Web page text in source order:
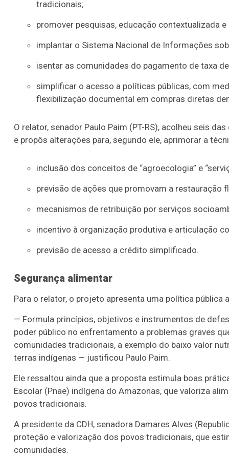
tradicionais;
promover pesquisas, educação contextualizada
implantar o Sistema Nacional de Informações
isentar as comunidades do pagamento de taxa
simplificar o acesso a políticas públicas, com
flexibilização documental em compras diretas
O relator, senador Paulo Paim (PT-RS), acolheu seis
e propôs alterações para, segundo ele, aprimorar a
inclusão dos conceitos de “agroecologia” e
previsão de ações que promovam a
mecanismos de retribuição por serviços
incentivo à organização produtiva e articulação
previsão de acesso a crédito simplificado.
Segurança alimentar
Para o relator, o projeto apresenta uma política pública
— Formula princípios, objetivos e instrumentos de
poder público no enfrentamento a problemas graves
comunidades tradicionais, a exemplo do baixo valor
terras indígenas — justificou Paulo Paim.
Ele ressaltou ainda que a proposta estimula boas
Escolar (Pnae) indígena do Amazonas, que valoriza
povos tradicionais.
A presidente da CDH, senadora Damares Alves
proteção e valorização dos povos tradicionais, que
comunidades.